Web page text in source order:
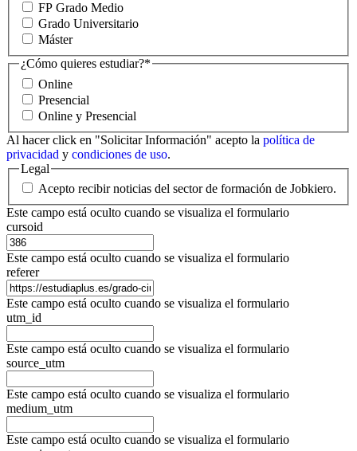
FP Grado Medio
Grado Universitario
Máster
¿Cómo quieres estudiar?*
Online
Presencial
Online y Presencial
Al hacer click en "Solicitar Información" acepto la política de
privacidad y condiciones de uso.
Legal
Acepto recibir noticias del sector de formación de Jobkiero.
Este campo está oculto cuando se visualiza el formulario
cursoid
Este campo está oculto cuando se visualiza el formulario
referer
Este campo está oculto cuando se visualiza el formulario
utm_id
Este campo está oculto cuando se visualiza el formulario
source_utm
Este campo está oculto cuando se visualiza el formulario
medium_utm
Este campo está oculto cuando se visualiza el formulario